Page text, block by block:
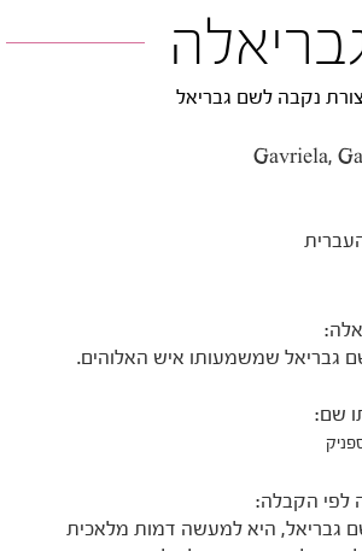
צורת נקבה לשם גבריאל
גבריאל שמשמעותו איש האלוהים.
שם:
לפי הקבלה:
גבריאל, היא למעשה דמות מלאכית